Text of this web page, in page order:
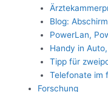
Blog:
PowerLan,
Handy in
Tipp für
Telefonate im
Forschung